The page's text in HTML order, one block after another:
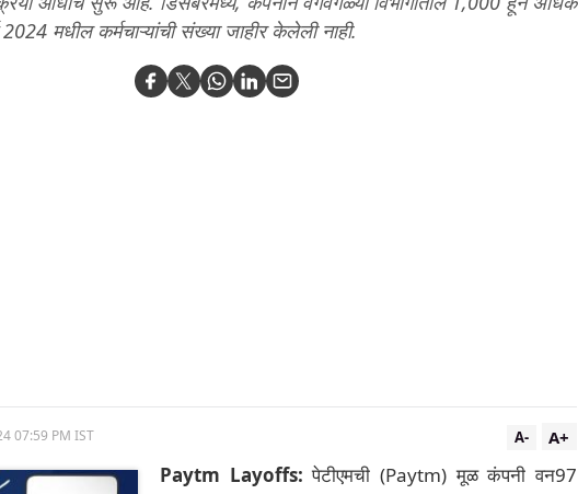
मधील कर्मचाऱ्यांची संख्या जाहीर केलेली नाही.
07:59 PM IST A+
A-
Paytm Layoffs: पेटीएमची (Paytm) मूळ कंपनी वन97